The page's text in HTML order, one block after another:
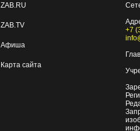
ZAB.RU
ZAB.TV
Афиша
Карта сайта
+7